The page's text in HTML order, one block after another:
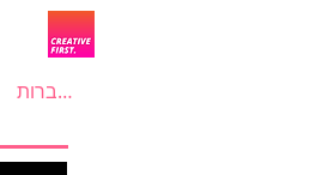
להתחברות